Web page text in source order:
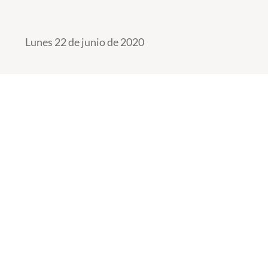
Lunes 22 de junio de 2020